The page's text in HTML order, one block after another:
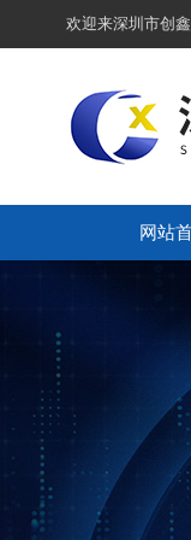
欢迎来深圳市创
网站